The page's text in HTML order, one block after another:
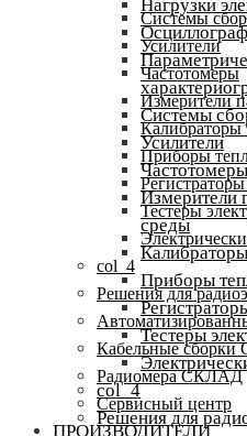
Системы
Усилители
Частотомеры
Измерители
Калибраторы
Приборы
Регистраторы
Тестеры
col_4
Решения для
Кабельные сборки
Радиомера СКЛАД
Сервисный центр
ПРОИЗВОДИТЕЛИ
Нагрузки
Системы
Усилители
Частотомеры
Измерители
среды
Приборы
Тестеры
col_4
Решения для